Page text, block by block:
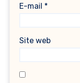
E-mail *
Site web